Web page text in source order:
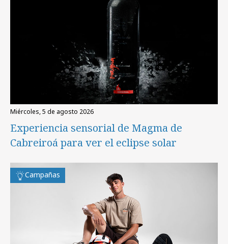
miércoles, 5 de agosto 2026
Experiencia sensorial de Magma de
Cabreiroá para ver el eclipse solar
Campañas